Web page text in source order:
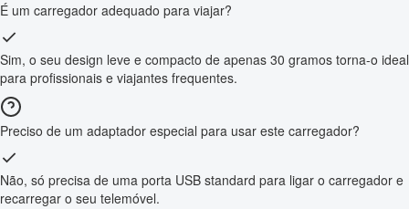
É um carregador adequado para viajar?
Sim, o seu design leve e compacto de apenas 30 gramos torna-o ideal
para profissionais e viajantes frequentes.
Preciso de um adaptador especial para usar este carregador?
Não, só precisa de uma porta USB standard para ligar o carregador e
recarregar o seu telemóvel.